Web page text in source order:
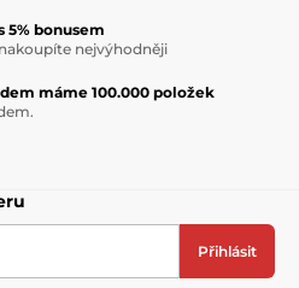
5% bonusem
nejvýhodněji
máme 100.000 položek
Přihlásit